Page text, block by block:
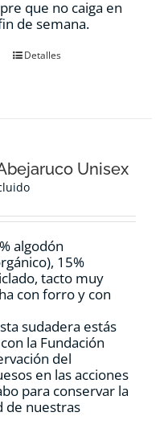
que no caiga en
de semana.
Este
se
pueden
en
página
de
producto
Detalles
Unisex
algodón
15%
tacto muy
con forro y con
sudadera estás
la Fundación
del
en las acciones
para conservar la
de nuestras